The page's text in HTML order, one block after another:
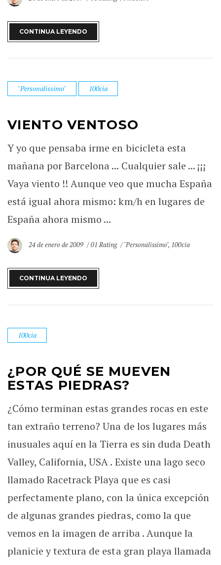
CONTINUA LEYENDO
"Personalissimo" 100cia
VIENTO VENTOSO
Y yo que pensaba irme en bicicleta esta
mañana por Barcelona ... Cualquier sale ... ¡¡¡
Vaya viento !! Aunque veo que mucha España
está igual ahora mismo: km/h en lugares de
España ahora mismo ...
24 de enero de 2009 01 Rating "Personalissimo", 100cia
CONTINUA LEYENDO
100cia
¿POR QUÉ SE MUEVEN
ESTAS PIEDRAS?
¿Cómo terminan estas grandes rocas en este
tan extraño terreno? Una de los lugares más
inusuales aquí en la Tierra es sin duda Death
Valley, California, USA . Existe una lago seco
llamado Racetrack Playa que es casi
perfectamente plano, con la única excepción
de algunas grandes piedras, como la que
vemos en la imagen de arriba . Aunque la
planicie y textura de esta gran playa llamada